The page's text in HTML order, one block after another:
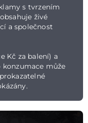
s tvrzením
živé
a společnost
Kč za balení) a
konzumace může